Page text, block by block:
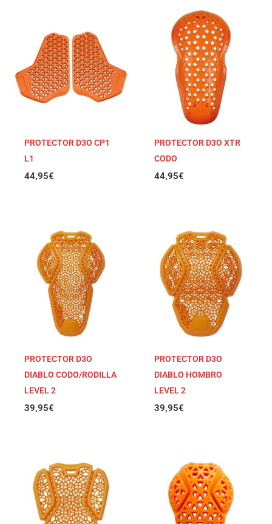
PROTECTOR D3O CP1
L1
44,95€
PROTECTOR D3O XTR
CODO
44,95€
PROTECTOR D3O
DIABLO CODO/RODILLA
LEVEL 2
39,95€
PROTECTOR D3O
DIABLO HOMBRO
LEVEL 2
39,95€